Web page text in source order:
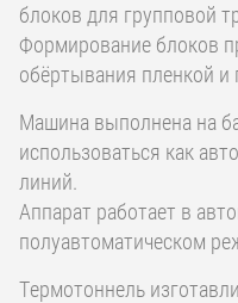
блоков для групповой
Формирование блоков
обёртывания пленкой
Машина выполнена на
использоваться как
линий.
Аппарат работает в
полуавтоматическом
Термотоннель